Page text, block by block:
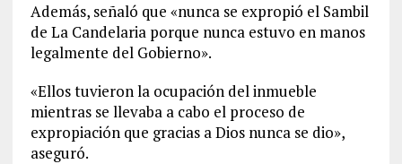
Además, señaló que «nunca se expropió el Sambil
de La Candelaria porque nunca estuvo en manos
legalmente del Gobierno».
«Ellos tuvieron la ocupación del inmueble
mientras se llevaba a cabo el proceso de
expropiación que gracias a Dios nunca se dio»,
aseguró.